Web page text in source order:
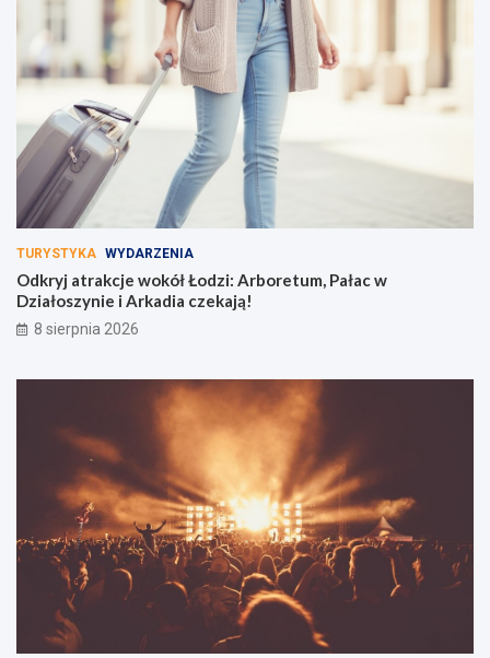
TURYSTYKA WYDARZENIA
Odkryj atrakcje wokół Łodzi: Arboretum, Pałac w
Działoszynie i Arkadia czekają!
8 sierpnia 2026